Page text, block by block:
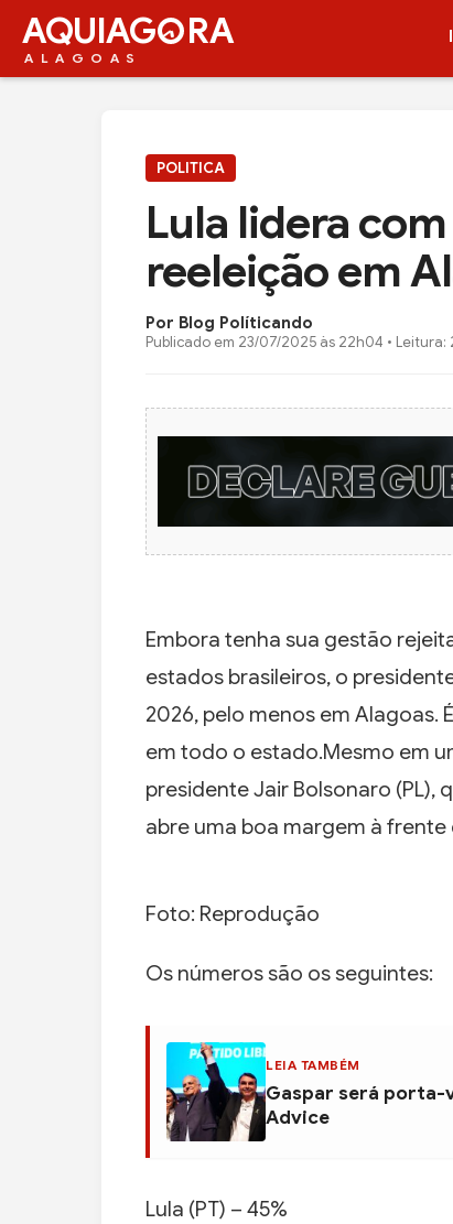
AQUIAG RA
ALAGOAS
POLITICA
Lula lidera
reeleição em
Por Blog Políticando
Publicado em 23/07/2025 às 22h04 • Leitura:
Embora tenha sua gestão
estados brasileiros, o
2026, pelo menos em Alagoas.
em todo o estado.Mesmo em
presidente Jair Bolsonaro (PL),
abre uma boa margem à
Foto: Reprodução
Os números são os seguintes:
LEIA TAMBÉM
Gaspar será porta-
Advice
Lula (PT) – 45%